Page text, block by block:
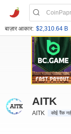
बाज़ार आकार: $2,310.64 B
AITK
AITK कोई रैंक